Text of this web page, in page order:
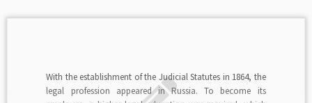
With the establishment of the Judicial Statutes in 1864, the
legal profession appeared in Russia. To become its